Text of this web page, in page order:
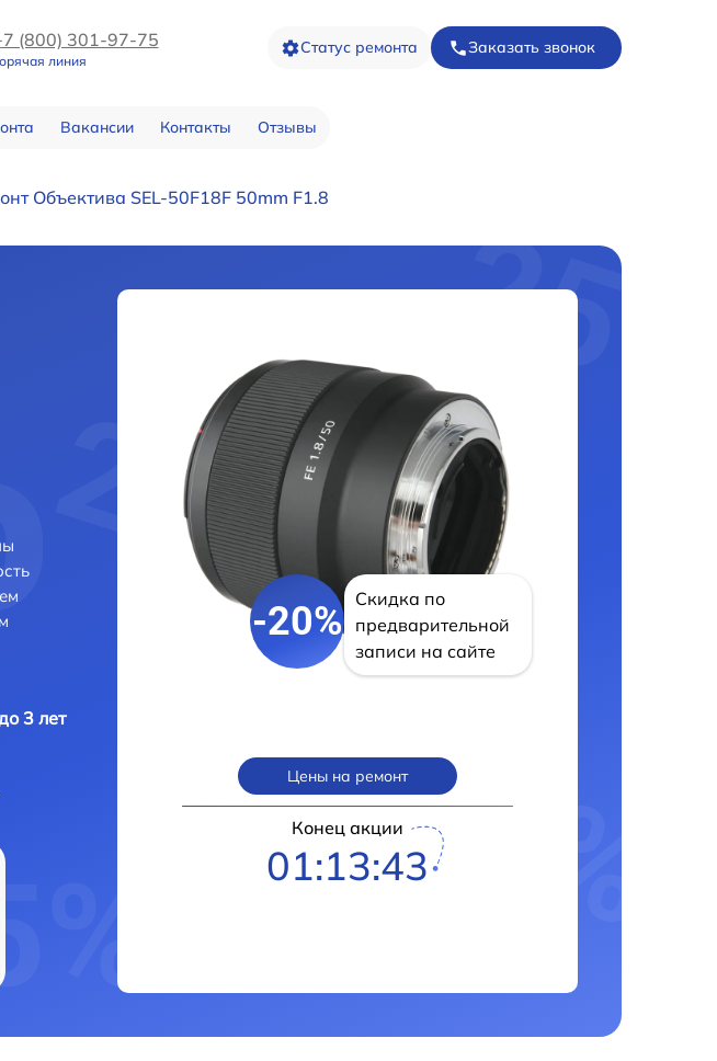
(800) 301-97-75
линия
Статус ремонта Заказать звонок
Вакансии Контакты Отзывы
Объектива SEL-50F18F 50mm F1.8
3 лет
-20%
Скидка по
предварительной
записи на сайте
Цены на ремонт
Конец акции
01:13:42